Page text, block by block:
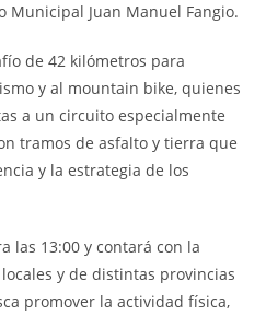
Municipal Juan Manuel Fangio.
de 42 kilómetros para
y al mountain bike, quienes
a un circuito especialmente
tramos de asfalto y tierra que
y la estrategia de los
las 13:00 y contará con la
y de distintas provincias
promover la actividad física,